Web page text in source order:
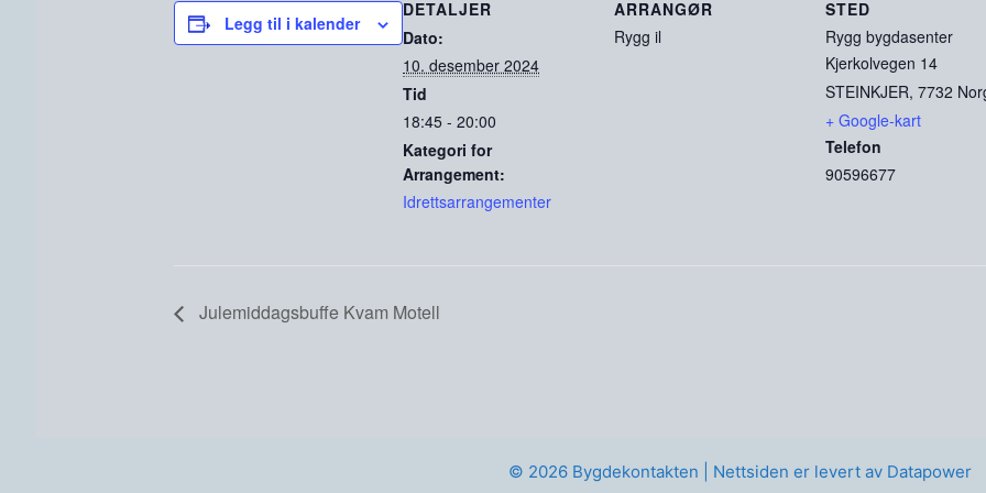
Legg til i kalender
DETALJER
Dato:
10. desember 2024
Tid
18:45 - 20:00
Kategori for
Arrangement:
Idrettsarrangementer
ARRANGØR
Rygg il
STED
Rygg bygdasenter
Kjerkolvegen 14
STEINKJER, 7732
+ Google-kart
Telefon
90596677
Julemiddagsbuffe Kvam Motell
© 2026 Bygdekontakten | Nettsiden er levert av Datapower